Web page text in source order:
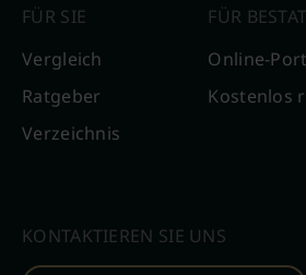
FÜR SIE
Vergleich
Ratgeber
Verzeichnis
FÜR
Online-
Kostenlos
KONTAKTIEREN SIE UNS